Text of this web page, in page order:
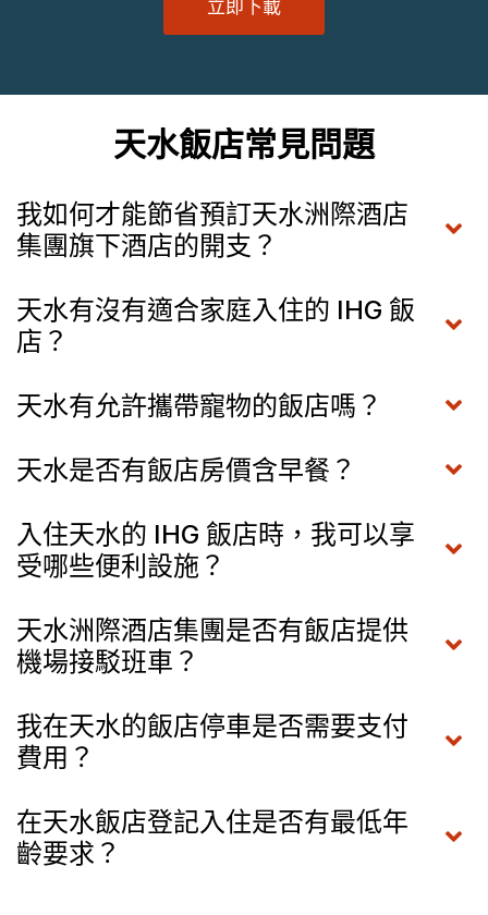
立即下載
天水飯店常見問題
我如何才能節省預訂天水洲際酒店
集團旗下酒店的開支？
天水有沒有適合家庭入住的 IHG 飯
店？
天水有允許攜帶寵物的飯店嗎？
天水是否有飯店房價含早餐？
入住天水的 IHG 飯店時，我可以享
受哪些便利設施？
天水洲際酒店集團是否有飯店提供
機場接駁班車？
我在天水的飯店停車是否需要支付
費用？
在天水飯店登記入住是否有最低年
齡要求？